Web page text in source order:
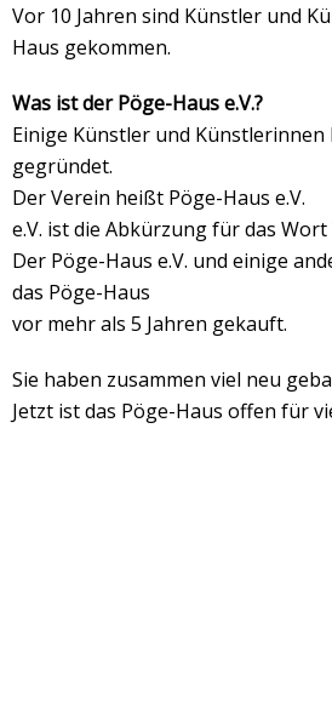
Vor 10 Jahren sind Künstler und
Haus gekommen.
Was ist der Pöge-Haus e.V.?
Einige Künstler und Künstlerinnen
gegründet.
Der Verein heißt Pöge-Haus e.V.
e.V. ist die Abkürzung für das Wort
Der Pöge-Haus e.V. und einige
das Pöge-Haus
vor mehr als 5 Jahren gekauft.
Sie haben zusammen viel neu
Jetzt ist das Pöge-Haus offen für